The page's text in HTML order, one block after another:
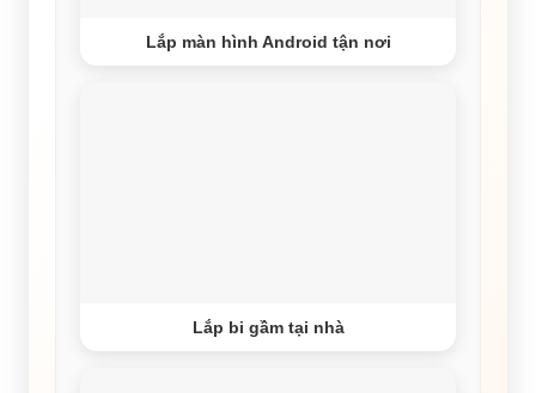
Lắp màn hình Android tận nơi
Lắp bi gầm tại nhà